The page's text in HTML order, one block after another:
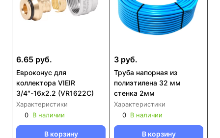
6.65 руб.
Евроконус для
коллектора VIEIR
3/4″-16х2.2 (VR1622C)
Характеристики
0 В наличии
В корзину
3 руб.
Труба напорная из
полиэтилена 32 мм
стенка 2мм
Характеристики
0 В наличии
В корзину